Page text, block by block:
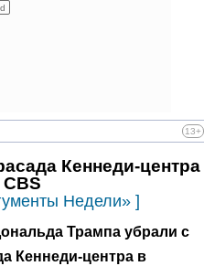
13+
Кеннеди-центра
Недели» ]
Трампа убрали с
Кеннеди-центра в